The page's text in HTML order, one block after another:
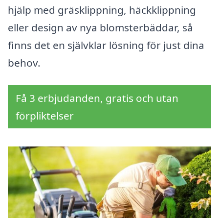
hjälp med gräsklippning, häckklippning
eller design av nya blomsterbäddar, så
finns det en självklar lösning för just dina
behov.
Få 3 erbjudanden, gratis och utan
förpliktelser